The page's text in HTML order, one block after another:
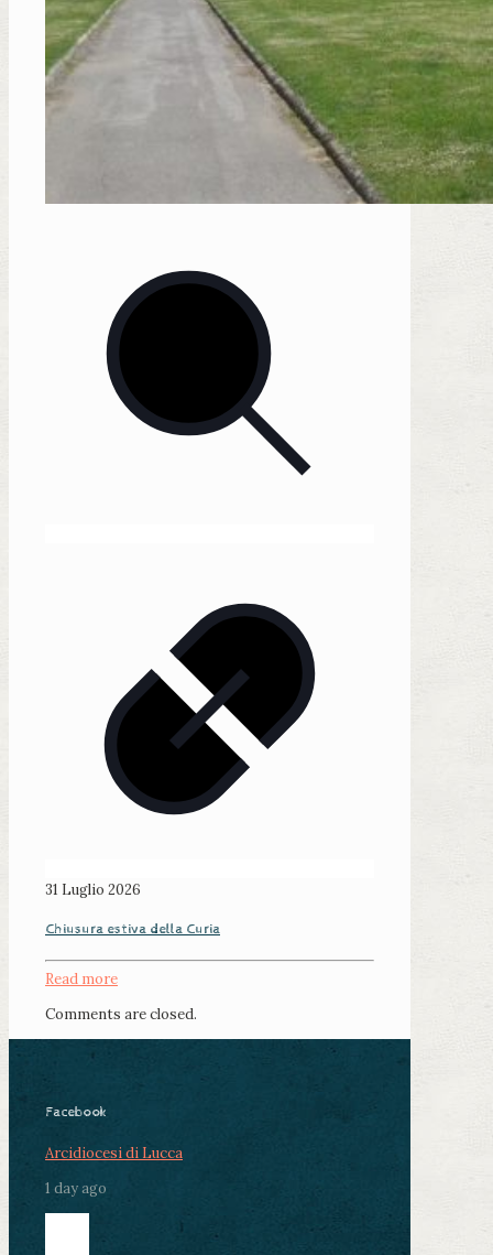
31 Luglio 2026
Chiusura estiva della Curia
Read more
Comments are closed.
Facebook
Arcidiocesi di Lucca
1 day ago